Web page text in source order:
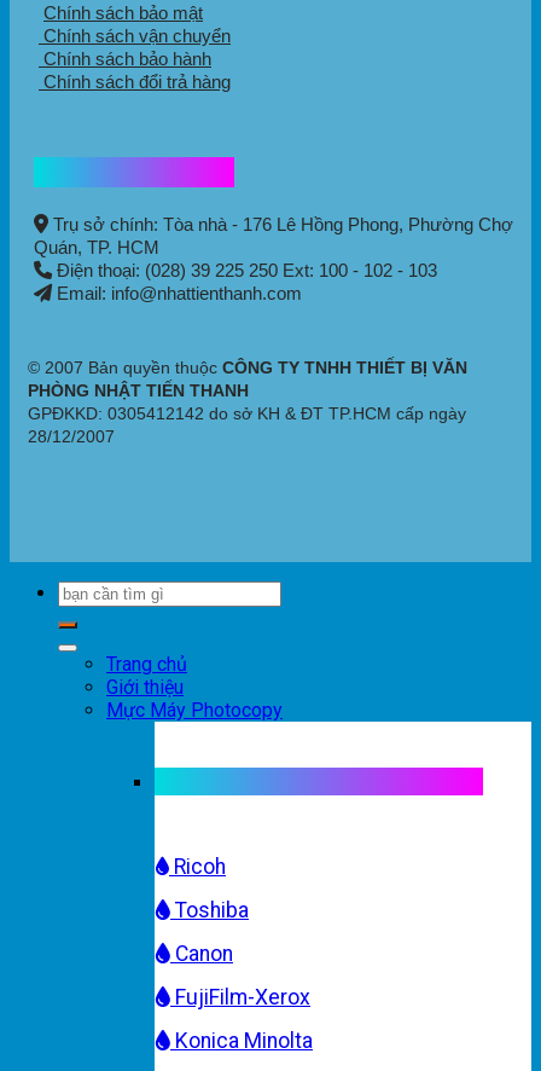
Chính sách bảo mật
Chính sách vận chuyển
Chính sách bảo hành
Chính sách đổi trả hàng
Trụ sở chính: Tòa nhà - 176 Lê Hồng Phong, Phường Chợ
Quán, TP. HCM
Điện thoại: (028) 39 225 250 Ext: 100 - 102 - 103
Email: info@nhattienthanh.com
© 2007 Bản quyền thuộc CÔNG TY TNHH THIẾT BỊ VĂN
PHÒNG NHẬT TIẾN THANH
GPĐKKD: 0305412142 do sở KH & ĐT TP.HCM cấp ngày
28/12/2007
Trang chủ
Giới thiệu
Mực Máy Photocopy
Ricoh
Toshiba
Canon
FujiFilm-Xerox
Konica Minolta